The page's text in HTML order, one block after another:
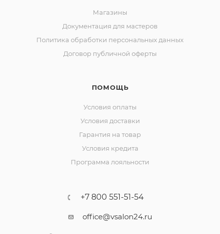
Магазины
Документация для мастеров
Политика обработки персональных данных
Договор публичной оферты
ПОМОЩЬ
Условия оплаты
Условия доставки
Гарантия на товар
Условия кредита
Программа лояльности
+7 800 551-51-54
office@vsalon24.ru